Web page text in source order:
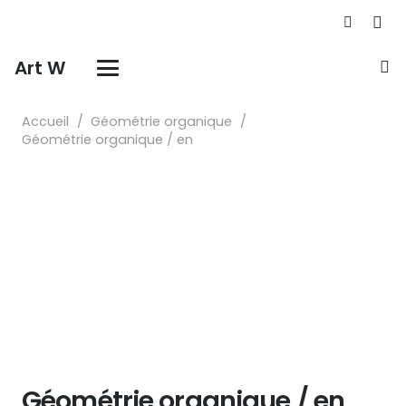
Art W
Accueil / Géométrie organique /
Géométrie organique / en